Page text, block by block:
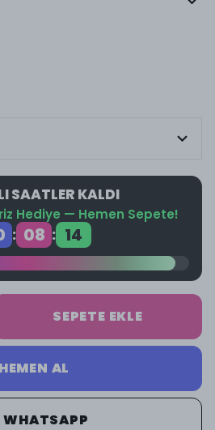
SAATLER KALDI
Hediye — Hemen Sepete!
: 08 : 14
SEPETE EKLE
HEMEN AL
WHATSAPP